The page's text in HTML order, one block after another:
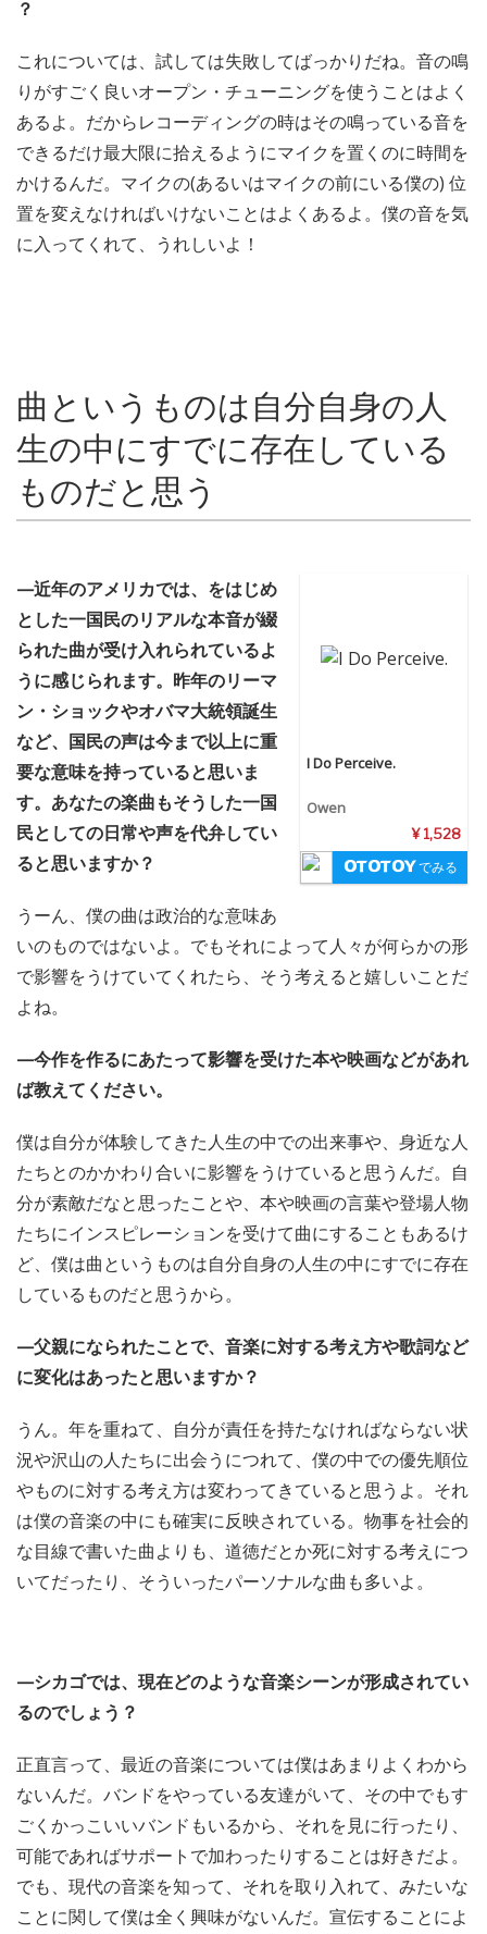
？
これについては、試しては失敗してばっかりだね。音の鳴
りがすごく良いオープン・チューニングを使うことはよく
あるよ。だからレコーディングの時はその鳴っている音を
できるだけ最大限に拾えるようにマイクを置くのに時間を
かけるんだ。マイクの(あるいはマイクの前にいる僕の) 位
置を変えなければいけないことはよくあるよ。僕の音を気
に入ってくれて、うれしいよ！
曲というものは自分自身の人
生の中にすでに存在している
ものだと思う
I Do Perceive.
Owen
¥ 1,528
でみる
—近年のアメリカでは、をはじめ
とした一国民のリアルな本音が綴
られた曲が受け入れられているよ
うに感じられます。昨年のリーマ
ン・ショックやオバマ大統領誕生
など、国民の声は今まで以上に重
要な意味を持っていると思いま
す。あなたの楽曲もそうした一国
民としての日常や声を代弁してい
ると思いますか？
うーん、僕の曲は政治的な意味あ
いのものではないよ。でもそれによって人々が何らかの形
で影響をうけていてくれたら、そう考えると嬉しいことだ
よね。
—今作を作るにあたって影響を受けた本や映画などがあれ
ば教えてください。
僕は自分が体験してきた人生の中での出来事や、身近な人
たちとのかかわり合いに影響をうけていると思うんだ。自
分が素敵だなと思ったことや、本や映画の言葉や登場人物
たちにインスピレーションを受けて曲にすることもあるけ
ど、僕は曲というものは自分自身の人生の中にすでに存在
しているものだと思うから。
—父親になられたことで、音楽に対する考え方や歌詞など
に変化はあったと思いますか？
うん。年を重ねて、自分が責任を持たなければならない状
況や沢山の人たちに出会うにつれて、僕の中での優先順位
やものに対する考え方は変わってきていると思うよ。それ
は僕の音楽の中にも確実に反映されている。物事を社会的
な目線で書いた曲よりも、道徳だとか死に対する考えにつ
いてだったり、そういったパーソナルな曲も多いよ。
—シカゴでは、現在どのような音楽シーンが形成されてい
るのでしょう？
正直言って、最近の音楽については僕はあまりよくわから
ないんだ。バンドをやっている友達がいて、その中でもす
ごくかっこいいバンドもいるから、それを見に行ったり、
可能であればサポートで加わったりすることは好きだよ。
でも、現代の音楽を知って、それを取り入れて、みたいな
ことに関して僕は全く興味がないんだ。宣伝することによ